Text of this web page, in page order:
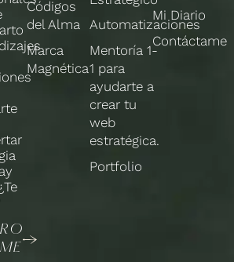
Códigos
del Alma
Marca
Magnética
Automatizaciones
Mentoría 1-
1 para
ayudarte a
crear tu
web
estratégica.
Portfolio
Mi Diario
Contáctame